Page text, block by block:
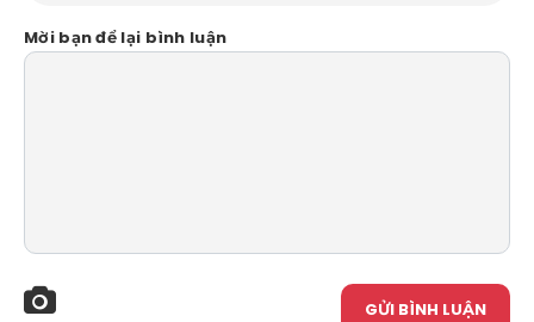
Mời bạn để lại bình luận
GỬI BÌNH LUẬN